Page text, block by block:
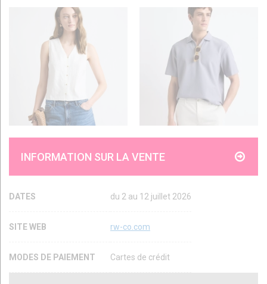
INFORMATION SUR LA VENTE
DATES du 2 au 12 juillet 2026
SITE WEB rw-co.com
MODES DE PAIEMENT Cartes de crédit